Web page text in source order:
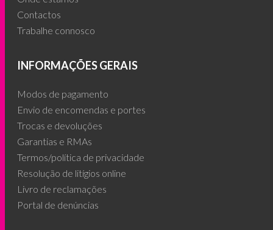
Contactos
Trabalhe connosco
INFORMAÇÕES GERAIS
Modos de pagamento
Envio de encomendas e portes
Trocas e devoluções
Garantias e RMAs
Termos/política de privacidade
Resolução de litígios online
Livro de reclamações
Portal de denúncias